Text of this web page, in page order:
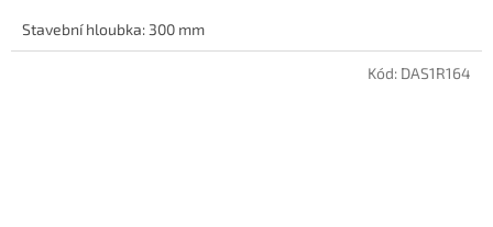
A
Stavební hloubka: 300 mm
Kód: DAS1R164